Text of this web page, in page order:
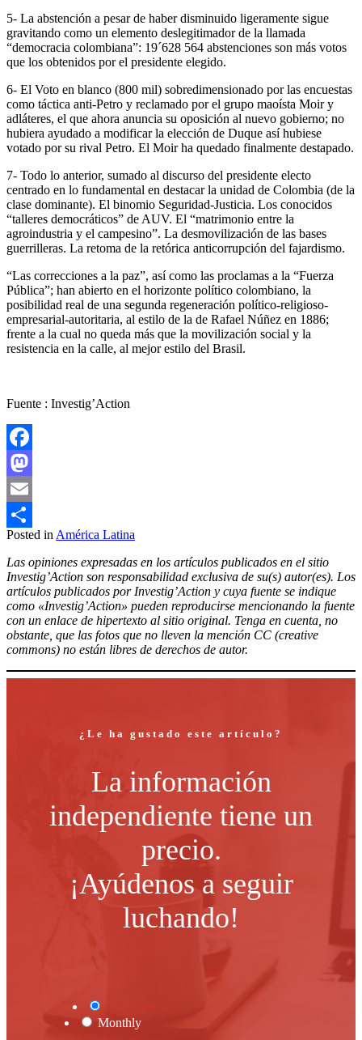
5- La abstención a pesar de haber disminuido ligeramente sigue
gravitando como un elemento deslegitimador de la llamada
“democracia colombiana”: 19´628 564 abstenciones son más votos
que los obtenidos por el presidente elegido.
6- El Voto en blanco (800 mil) sobredimensionado por las encuestas
como táctica anti-Petro y reclamado por el grupo maoísta Moir y
adláteres, el que ahora anuncia su oposición al nuevo gobierno; no
hubiera ayudado a modificar la elección de Duque así hubiese
votado por su rival Petro. El Moir ha quedado finalmente destapado.
7- Todo lo anterior, sumado al discurso del presidente electo
centrado en lo fundamental en destacar la unidad de Colombia (de la
clase dominante). El binomio Seguridad-Justicia. Los conocidos
“talleres democráticos” de AUV. El “matrimonio entre la
agroindustria y el campesino”. La desmovilización de las bases
guerrilleras. La retoma de la retórica anticorrupción del fajardismo.
“Las correcciones a la paz”, así como las proclamas a la “Fuerza
Pública”; han abierto en el horizonte político colombiano, la
posibilidad real de una segunda regeneración político-religioso-
empresarial-autoritaria, al estilo de la de Rafael Núñez en 1886;
frente a la cual no queda más que la movilización social y la
resistencia en la calle, al mejor estilo del Brasil.
Fuente : Investig’Action
Facebook
Mastodon
Email
Compartir
Posted in América Latina
Las opiniones expresadas en los artículos publicados en el sitio
Investig’Action son responsabilidad exclusiva de su(s) autor(es). Los
artículos publicados por Investig’Action y cuya fuente se indique
como «Investig’Action» pueden reproducirse mencionando la fuente
con un enlace de hipertexto al sitio original. Tenga en cuenta, no
obstante, que las fotos que no lleven la mención CC (creative
commons) no están libres de derechos de autor.
¿Le ha gustado este artículo?
La información
independiente tiene un
precio.
¡Ayúdenos a seguir
luchando!
Monthly